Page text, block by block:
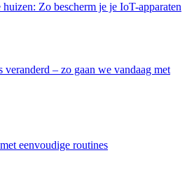
Zo bescherm je je IoT-apparaten
– zo gaan we vandaag met
eenvoudige routines